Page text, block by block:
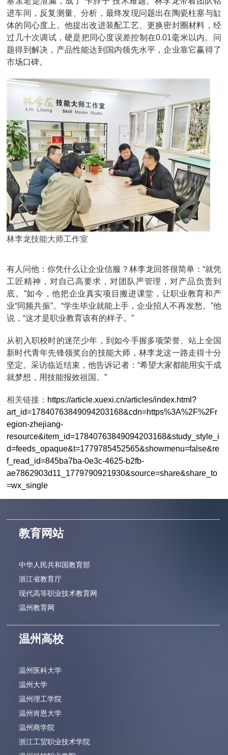
进车间，反复测量、分析，最终发现问题出在陶瓷柱塞与缸
体的同心度上。他提出改进装配工艺、更换密封圈材料，经
过几十次调试，硬是把同心度误差控制在0.01毫米以内。问
题得到解决，产品性能达到国内领先水平，企业靠它赢得了
市场口碑。
林李龙技能大师工作室
有人问他：你凭什么让企业信服？林李龙回答很简单：“就凭
工匠精神，对自己高要求，对团队严管理，对产品负责到
底。”如今，他把企业真实项目搬进课堂，让职业教育和产
业“同频共振”。“学生毕业就能上手，企业招人不再发愁。”他
说，“这才是职业教育该有的样子。”
从初入职校时的迷茫少年，到如今手握多项荣誉、站上全国
新时代青年先锋领奖台的技能大师，林李龙这一路走得十分
坚定。采访临近结束，他告诉记者：“希望大家都能用实干成
就梦想，用技能报效祖国。”
相关链接： https://article.xuexi.cn/articles/index.html?
art_id=17840763849094203168&cdn=https%3A%2F%2Fr
egion-zhejiang-
resource&item_id=17840763849094203168&study_style_i
d=feeds_opaque&t=1779785452565&showmenu=false&re
f_read_id=845ba7ba-0e3c-4625-b2fb-
ae7862903d11_1779790921930&source=share&share_to
=wx_single
教育网站
中华人民共和国教育部
浙江省教育厅
现代高等职业技术教育网
温州教育网
温州高校
温州医科大学
温州大学
温州理工学院
温州肯恩大学
温州商学院
浙江工贸职业技术学院